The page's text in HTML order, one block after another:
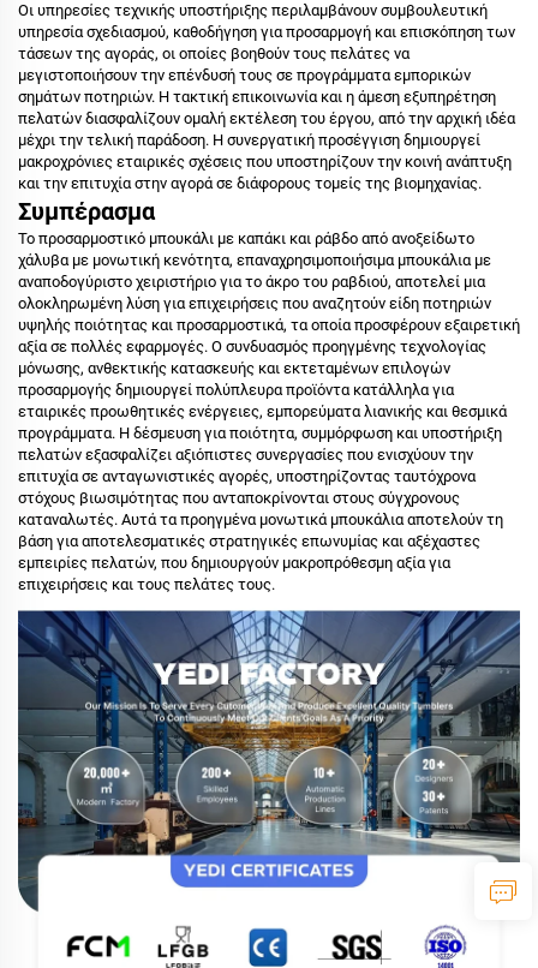
Οι υπηρεσίες τεχνικής υποστήριξης περιλαμβάνουν συμβουλευτική
υπηρεσία σχεδιασμού, καθοδήγηση για προσαρμογή και επισκόπηση των
τάσεων της αγοράς, οι οποίες βοηθούν τους πελάτες να
μεγιστοποιήσουν την επένδυσή τους σε προγράμματα εμπορικών
σημάτων ποτηριών. Η τακτική επικοινωνία και η άμεση εξυπηρέτηση
πελατών διασφαλίζουν ομαλή εκτέλεση του έργου, από την αρχική ιδέα
μέχρι την τελική παράδοση. Η συνεργατική προσέγγιση δημιουργεί
μακροχρόνιες εταιρικές σχέσεις που υποστηρίζουν την κοινή ανάπτυξη
και την επιτυχία στην αγορά σε διάφορους τομείς της βιομηχανίας.
Συμπέρασμα
Το προσαρμοστικό μπουκάλι με καπάκι και ράβδο από ανοξείδωτο
χάλυβα με μονωτική κενότητα, επαναχρησιμοποιήσιμα μπουκάλια με
αναποδογύριστο χειριστήριο για το άκρο του ραβδιού, αποτελεί μια
ολοκληρωμένη λύση για επιχειρήσεις που αναζητούν είδη ποτηριών
υψηλής ποιότητας και προσαρμοστικά, τα οποία προσφέρουν εξαιρετική
αξία σε πολλές εφαρμογές. Ο συνδυασμός προηγμένης τεχνολογίας
μόνωσης, ανθεκτικής κατασκευής και εκτεταμένων επιλογών
προσαρμογής δημιουργεί πολύπλευρα προϊόντα κατάλληλα για
εταιρικές προωθητικές ενέργειες, εμπορεύματα λιανικής και θεσμικά
προγράμματα. Η δέσμευση για ποιότητα, συμμόρφωση και υποστήριξη
πελατών εξασφαλίζει αξιόπιστες συνεργασίες που ενισχύουν την
επιτυχία σε ανταγωνιστικές αγορές, υποστηρίζοντας ταυτόχρονα
στόχους βιωσιμότητας που ανταποκρίνονται στους σύγχρονους
καταναλωτές. Αυτά τα προηγμένα μονωτικά μπουκάλια αποτελούν τη
βάση για αποτελεσματικές στρατηγικές επωνυμίας και αξέχαστες
εμπειρίες πελατών, που δημιουργούν μακροπρόθεσμη αξία για
επιχειρήσεις και τους πελάτες τους.